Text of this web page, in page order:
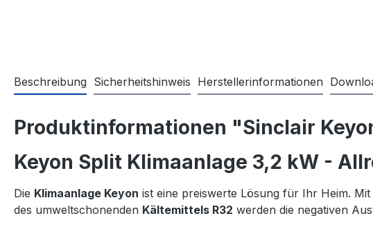
Beschreibung Sicherheitshinweis Herstellerinformationen
Produktinformationen "Sinclair
Keyon Split Klimaanlage 3,2 kW -
Die Klimaanlage Keyon ist eine preiswerte Lösung für Ihr Heim.
des umweltschonenden Kältemittels R32 werden die negativen